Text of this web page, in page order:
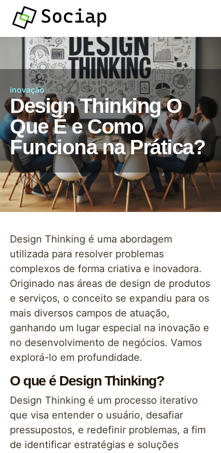
inovação
Design Thinking O
Que É e Como
Funciona na Prática?
Design Thinking é uma abordagem
utilizada para resolver problemas
complexos de forma criativa e inovadora.
Originado nas áreas de design de produtos
e serviços, o conceito se expandiu para os
mais diversos campos de atuação,
ganhando um lugar especial na inovação e
no desenvolvimento de negócios. Vamos
explorá-lo em profundidade.
O que é Design Thinking?
Design Thinking é um processo iterativo
que visa entender o usuário, desafiar
pressupostos, e redefinir problemas, a fim
de identificar estratégias e soluções